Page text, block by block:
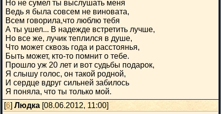
Но не сумел ты выслушать меня
Ведь я была совсем не виновата,
Всем говорила,что люблю тебя
А ты ушел... В надежде встретить лучше,
Но все же, лучик теплился в душе,
Что может сквозь года и расстоянья,
Быть может, кто-то помнит о тебе.
Прошло уж 20 лет и вот судьбы подарок,
Я слышу голос, он такой родной,
И сердце вдруг сильней забилось
Я поняла, что ты только мой.
[6] Людка [08.06.2012, 11:00]